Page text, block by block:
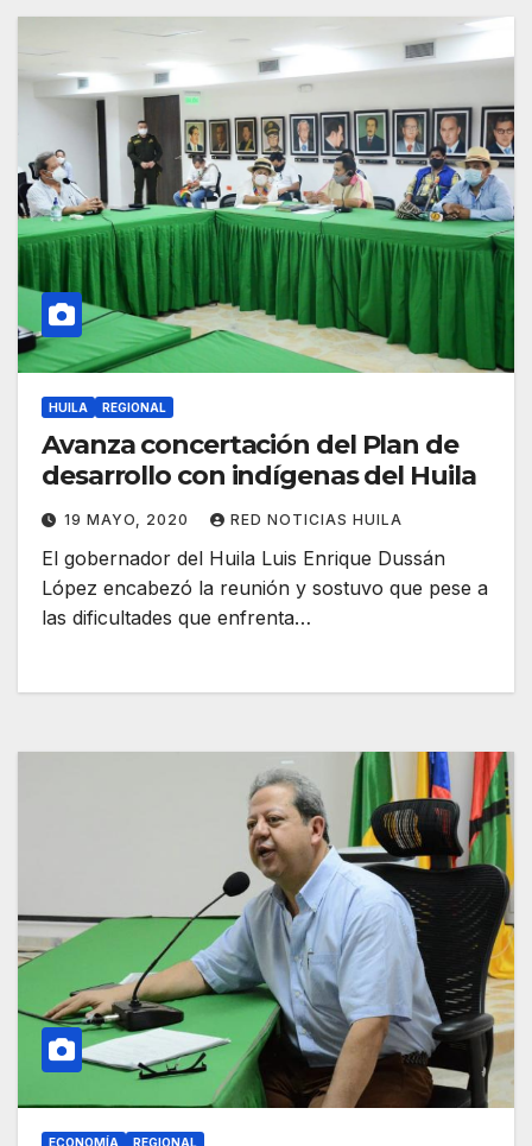
HUILA REGIONAL
Avanza concertación del Plan de
desarrollo con indígenas del Huila
19 MAYO, 2020 RED NOTICIAS HUILA
El gobernador del Huila Luis Enrique Dussán
López encabezó la reunión y sostuvo que pese a
las dificultades que enfrenta…
ECONOMÍA REGIONAL